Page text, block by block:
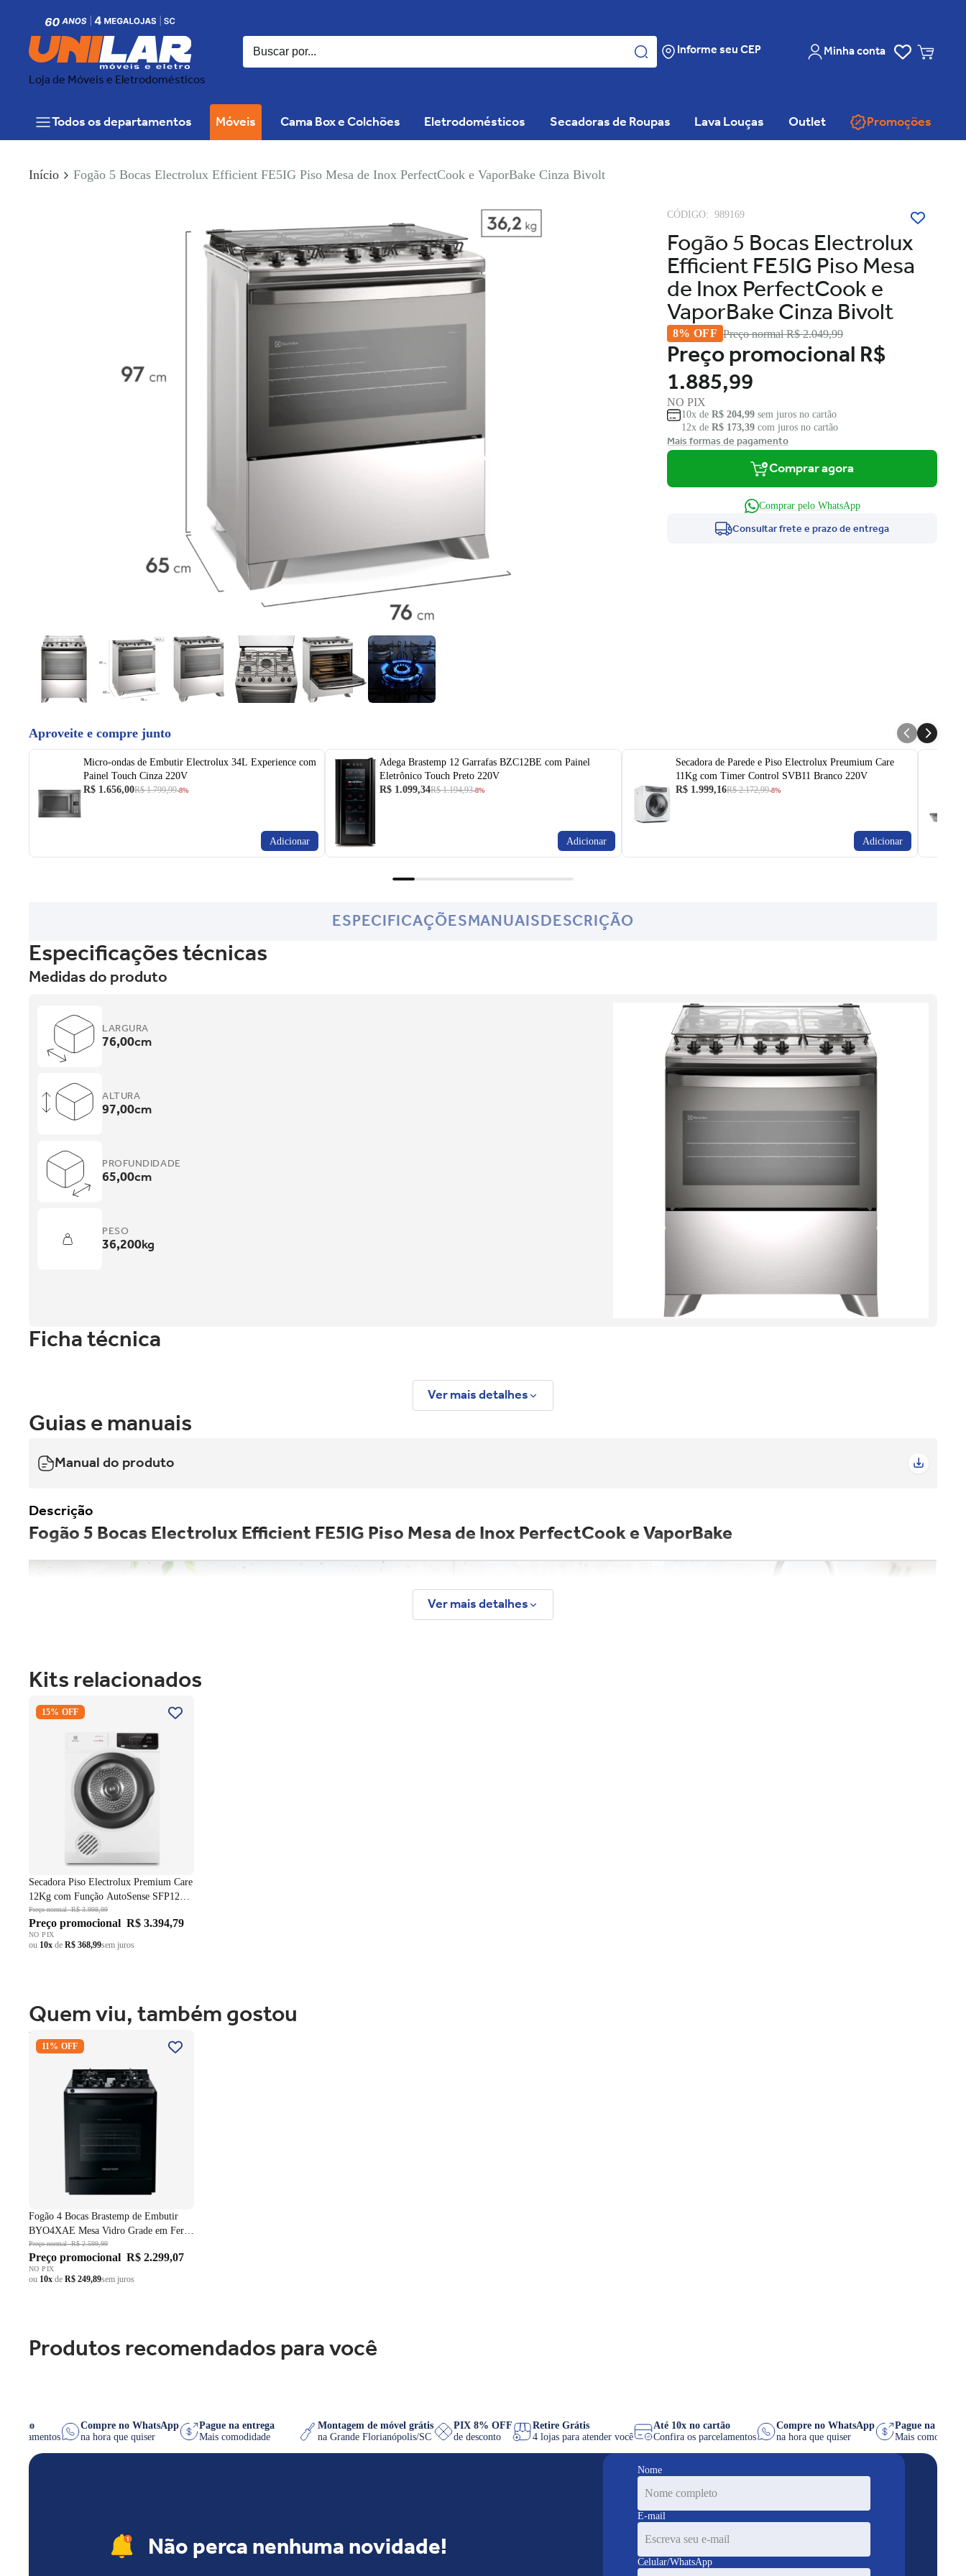
Loja de Móveis e Eletrodomésticos
Informe seu CEP Minha conta
Todos os departamentos Móveis Cama Box e Colchões Eletrodomésticos Secadoras de Roupas Lava Louças Outlet Promoções
Início Fogão 5 Bocas Electrolux Efficient FE5IG Piso Mesa de Inox PerfectCook e VaporBake Cinza Bivolt
CÓDIGO: 989169
Fogão 5 Bocas Electrolux
Efficient FE5IG Piso Mesa
de Inox PerfectCook e
VaporBake Cinza Bivolt
8% OFF Preço normalR$ 2.049,99
Preço promocionalR$
1.885,99
NO PIX
10x de R$ 204,99 sem juros no cartão
12x de R$ 173,39 com juros no cartão
Mais formas de pagamento
Comprar agora
Comprar pelo WhatsApp
Consultar frete e prazo de entrega
Aproveite e compre junto
Micro-ondas de Embutir Electrolux 34L Experience com
Painel Touch Cinza 220V
R$ 1.656,00R$ 1.799,99-8%
Adicionar
Adega Brastemp 12 Garrafas BZC12BE com Painel
Eletrônico Touch Preto 220V
R$ 1.099,34R$ 1.194,93-8%
Adicionar
Secadora de Parede e Piso Electrolux Preumium Care
11Kg com Timer Control SVB11 Branco 220V
R$ 1.999,16R$ 2.172,99-8%
Adicionar
ESPECIFICAÇÕESMANUAISDESCRIÇÃO
Especificações técnicas
Medidas do produto
LARGURA
76,00cm
ALTURA
97,00cm
PROFUNDIDADE
65,00cm
PESO
36,200kg
Ficha técnica
Ver mais detalhes
Guias e manuais
Manual do produto
Descrição
Fogão 5 Bocas Electrolux Efficient FE5IG Piso Mesa de Inox PerfectCook e VaporBake
Ver mais detalhes
Kits relacionados
Care 12Kg com Função AutoSense
15% OFF
Secadora Piso Electrolux Premium Care
12Kg com Função AutoSense SFP12
Branco 220V
Preço normalR$ 3.998,99
Preço promocional R$ 3.394,79
NO PIX
ou 10x de R$ 368,99sem juros
Quem viu, também gostou
Fogão 4 Bocas Brastemp de
Embutir BYO4XAE Mesa Vidro
Chama Preto Bivolt
11% OFF
Fogão 4 Bocas Brastemp de Embutir
BYO4XAE Mesa Vidro Grade em Ferro
Fundido Dupla Chama Preto Bivolt
Preço normalR$ 2.599,99
Preço promocional R$ 2.299,07
NO PIX
ou 10x de R$ 249,89sem juros
Produtos recomendados para você
no cartão
os parcelamentos
Compre no WhatsApp
na hora que quiser
Pague na entrega
Mais comodidade
Montagem de móvel grátis
na Grande Florianópolis/SC
PIX 8% OFF
de desconto
Retire Grátis
4 lojas para atender você
Até 10x no cartão
Confira os parcelamentos
Compre no WhatsApp
na hora que quiser
Pague na
Mais
Não perca nenhuma novidade!
Nome
E-mail
Celular/WhatsApp